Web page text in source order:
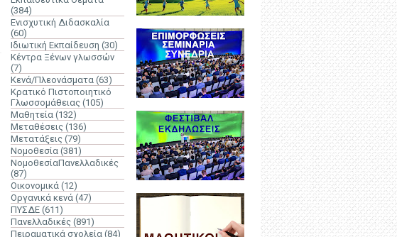
(384)
Ενισχυτική Διδασκαλία
(60)
Ιδιωτική Εκπαίδευση (30)
Κέντρα Ξένων γλωσσών
(7)
Κενά/Πλεονάσματα (63)
Κρατικό Πιστοποιητικό
Γλωσσομάθειας (105)
Μαθητεία (132)
Μεταθέσεις (136)
Μετατάξεις (79)
Νομοθεσία (381)
ΝομοθεσίαΠανελλαδικές
(87)
Οικονομικά (12)
Οργανικά κενά (47)
ΠΥΣΔΕ (611)
Πανελλαδικές (891)
Πειραματικά σχολεία (84)